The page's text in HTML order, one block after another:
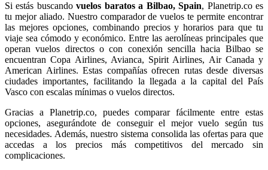
Si estás buscandovuelos baratos a Bilbao, Spain, Planetrip.co es
tu mejor aliado. Nuestro comparador de vuelos te permite encontrar
las mejores opciones, combinando precios y horarios para que tu
viaje sea cómodo y económico. Entre las aerolíneas principales que
operan vuelos directos o con conexión sencilla hacia Bilbao se
encuentran Copa Airlines, Avianca, Spirit Airlines, Air Canada y
American Airlines. Estas compañías ofrecen rutas desde diversas
ciudades importantes, facilitando la llegada a la capital del País
Vasco con escalas mínimas o vuelos directos.
Gracias a Planetrip.co, puedes comparar fácilmente entre estas
opciones, asegurándote de conseguir el mejor vuelo según tus
necesidades. Además, nuestro sistema consolida las ofertas para que
accedas a los precios más competitivos del mercado sin
complicaciones.